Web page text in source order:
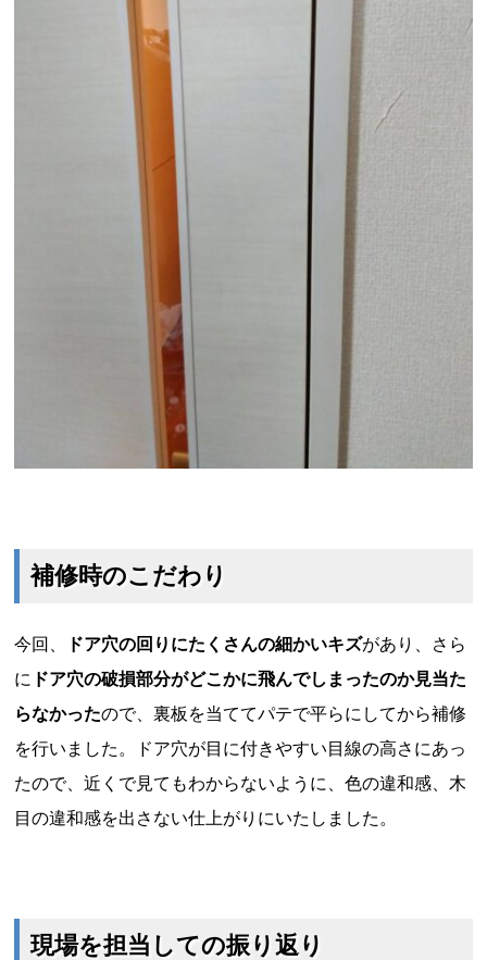
補修時のこだわり
今回、 ドア穴の回りにたくさんの細かいキズがあり、さら
に ドア穴の破損部分がどこかに飛んでしまったのか見当た
らなかったので、裏板を当ててパテで平らにしてから補修
を行いました。ドア穴が目に付きやすい目線の高さにあっ
たので、近くで見てもわからないように、色の違和感、木
目の違和感を出さない仕上がりにいたしました。
現場を担当しての振り返り